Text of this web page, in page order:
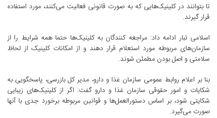
تا بتوانند در کلینیک‌هایی که به صورت قانونی فعالیت می‌کنند، مورد استفاده
قرار گیرند.
اسلامی تبار ادامه داد: مراجعه ‌کنندگان به کلینیک‌ها حتما همه شرایط را از
سازمان‌های مربوطه مورد استعلام قرار دهند و از امکانات کلینیک از لحاظ
سلامتی و اصل بودن مطمئن شوند.
بنا بر اعلام روابط عمومی سازمان غذا و دارو، مدیر کل بازرسی، پاسخگویی به
شکایات و امور حقوقی سازمان غذا و دارو گفت: اگر از کلینیک‌های زیبایی
شکایتی شود، بر اساس دستورالعمل‌ها و قوانین مربوطه برخورد جدی با آنها
صورت می‌گیرد.